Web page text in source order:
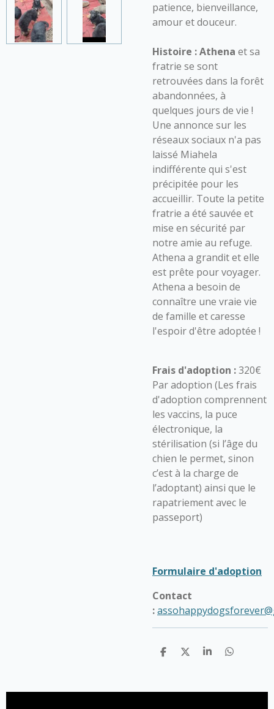
patience, bienveillance,
amour et douceur.
Histoire :Athena et sa
fratrie se sont
retrouvées dans la forêt
abandonnées, à
quelques jours de vie !
Une annonce sur les
réseaux sociaux n'a pas
laissé Miahela
indifférente qui s'est
précipitée pour les
accueillir. Toute la petite
fratrie a été sauvée et
mise en sécurité par
notre amie au refuge.
Athena a grandit et elle
est prête pour voyager.
Athena a besoin de
connaître une vraie vie
de famille et caresse
l'espoir d'être adoptée !
Frais d'adoption :320€
Par adoption (Les frais
d'adoption comprennent
les vaccins, la puce
électronique, la
stérilisation (si l’âge du
chien le permet, sinon
c’est à la charge de
l’adoptant) ainsi que le
rapatriement avec le
passeport)
Formulaire d'adoption
Contact
:
P
a
P
a
P
a
P
a